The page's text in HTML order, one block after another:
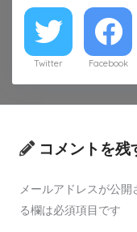
Twitter Facebook
コメントを残
メールアドレスが公開
る欄は必須項目です